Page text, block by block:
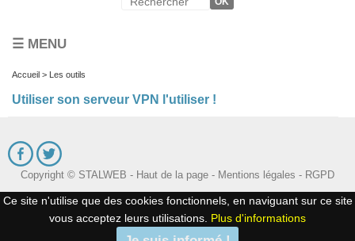
☰ MENU
Accueil > Les outils
Utiliser son serveur VPN l'utiliser !
Copyright © STALWEB - Haut de la page - Mentions légales - RGPD
Ce site n'utilise que des cookies fonctionnels, en naviguant sur ce site
vous acceptez leurs utilisations. Plus d'informations